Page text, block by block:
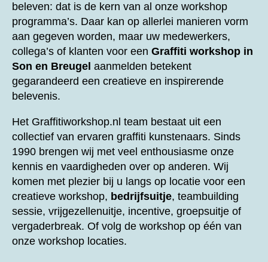
beleven: dat is de kern van al onze workshop
programma’s. Daar kan op allerlei manieren vorm
aan gegeven worden, maar uw medewerkers,
collega’s of klanten voor een Graffiti workshop in
Son en Breugel aanmelden betekent
gegarandeerd een creatieve en inspirerende
belevenis.
Het Graffitiworkshop.nl team bestaat uit een
collectief van ervaren graffiti kunstenaars. Sinds
1990 brengen wij met veel enthousiasme onze
kennis en vaardigheden over op anderen. Wij
komen met plezier bij u langs op locatie voor een
creatieve workshop, bedrijfsuitje, teambuilding
sessie, vrijgezellenuitje, incentive, groepsuitje of
vergaderbreak. Of volg de workshop op één van
onze workshop locaties.